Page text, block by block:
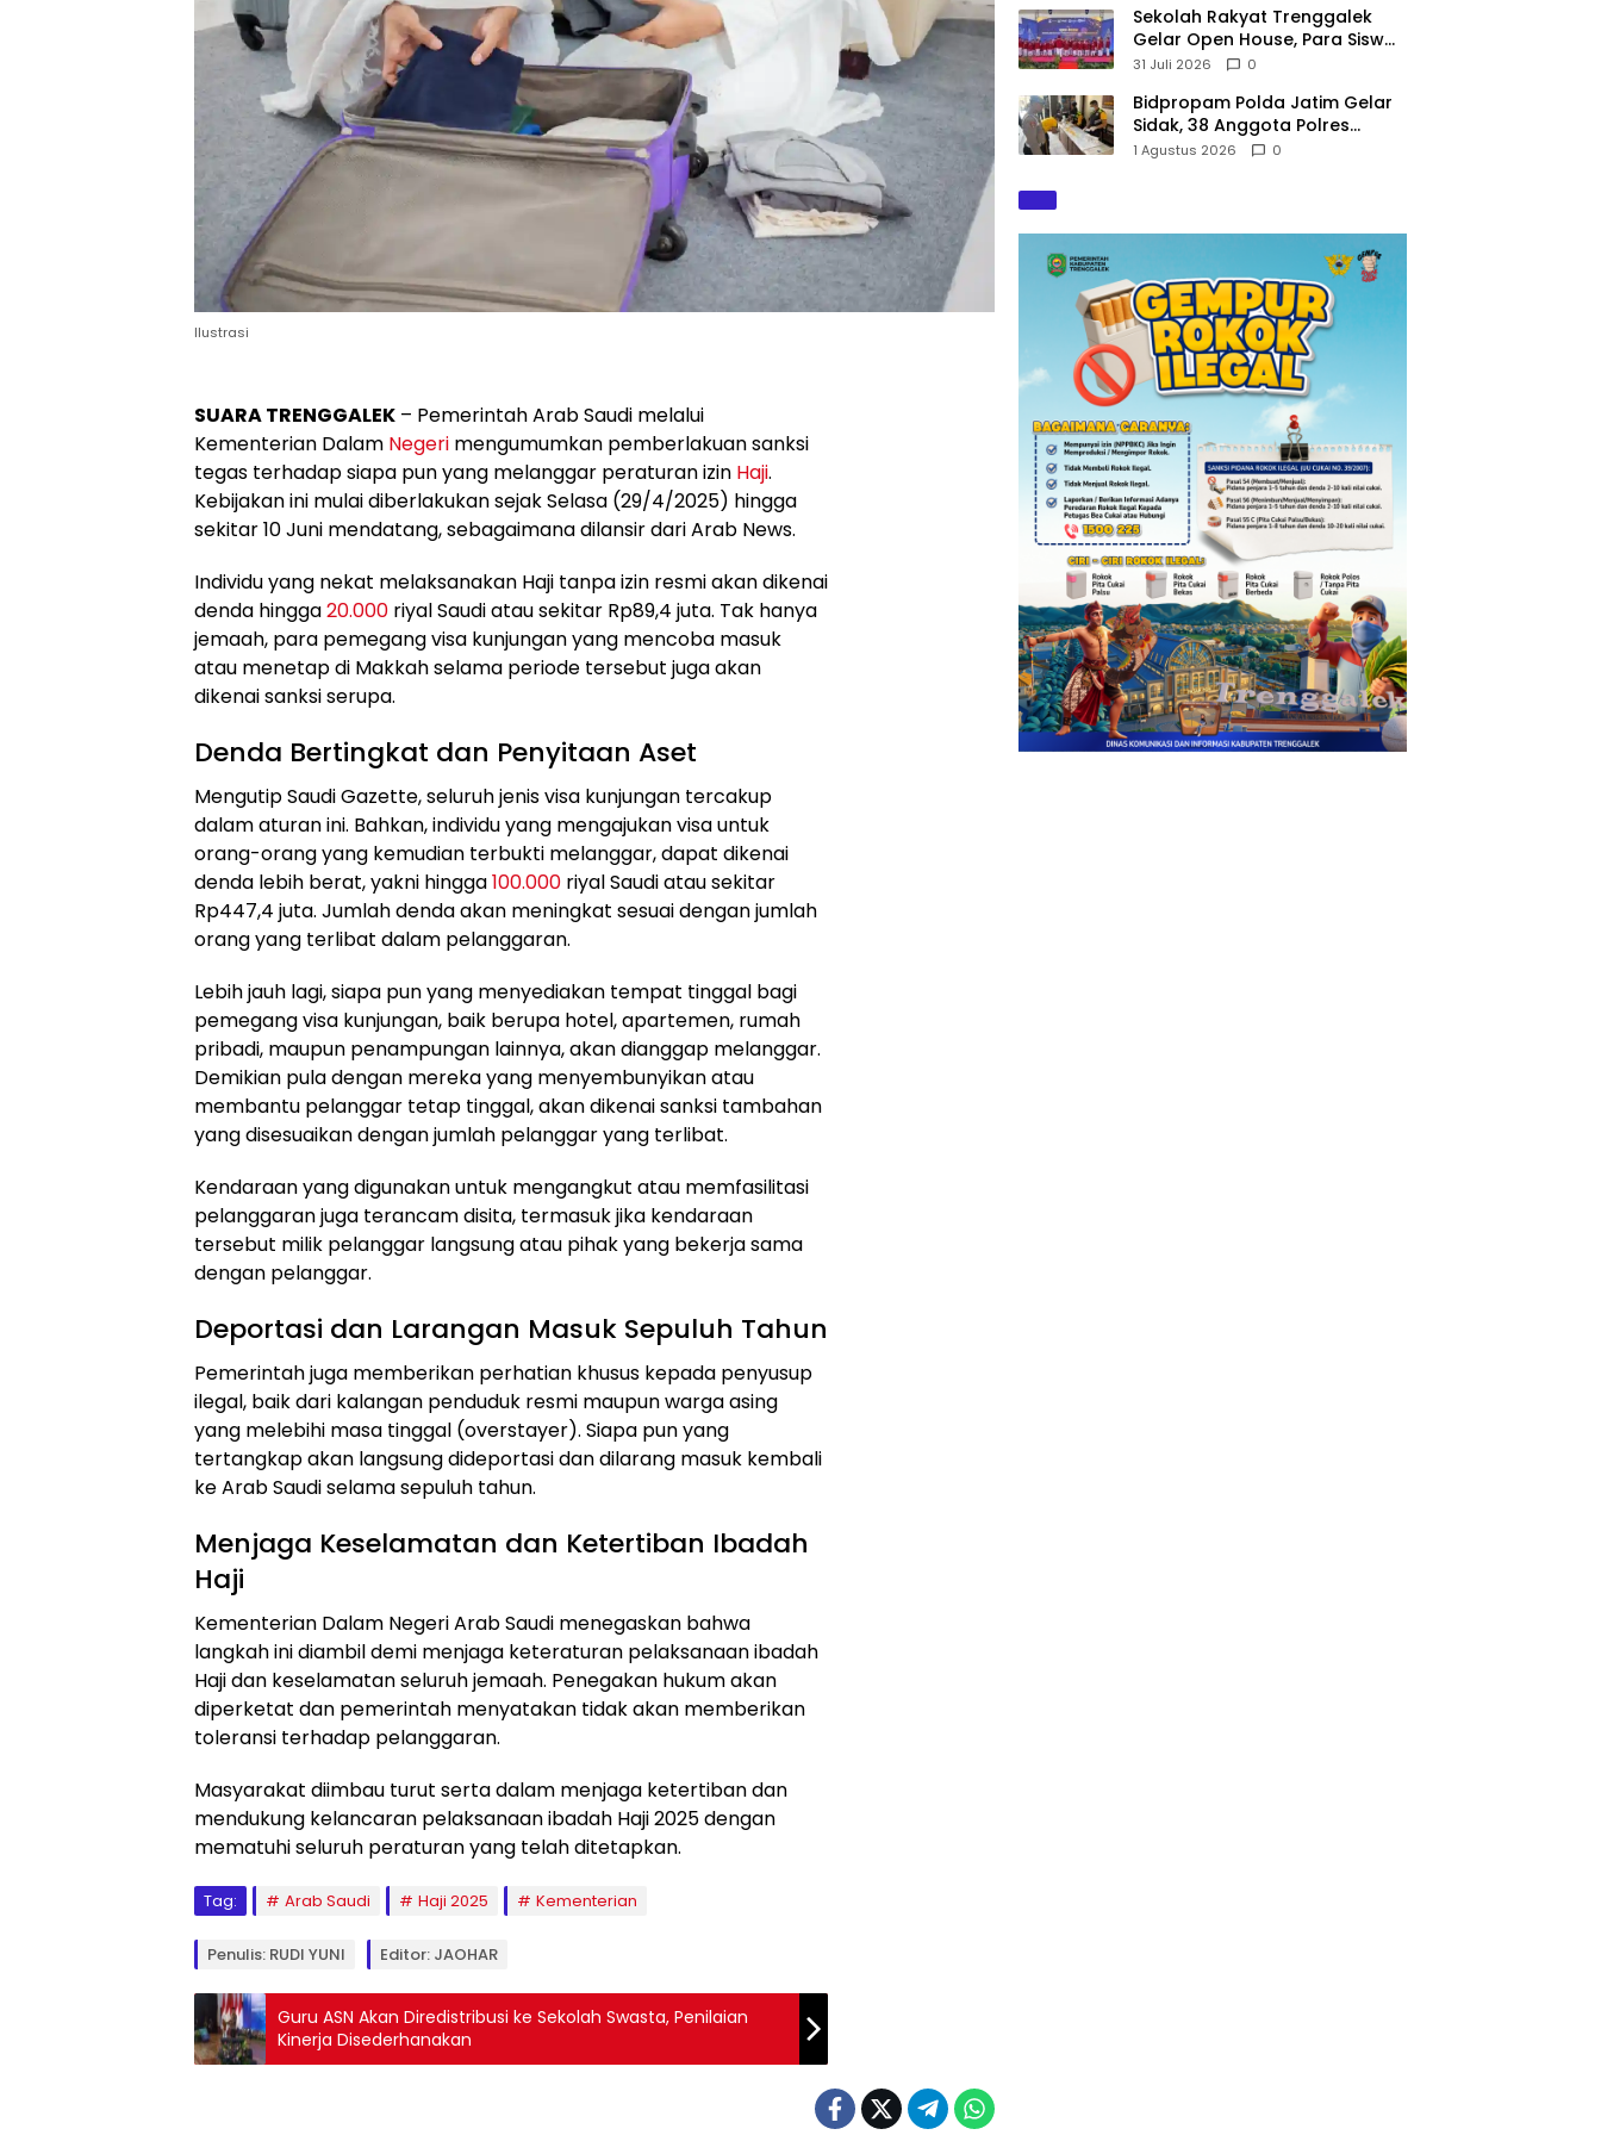
Ilustrasi
SUARA TRENGGALEK – Pemerintah Arab Saudi melalui
Kementerian Dalam Negeri mengumumkan pemberlakuan sanksi
tegas terhadap siapa pun yang melanggar peraturan izin Haji.
Kebijakan ini mulai diberlakukan sejak Selasa (29/4/2025) hingga
sekitar 10 Juni mendatang, sebagaimana dilansir dari Arab News.
Individu yang nekat melaksanakan Haji tanpa izin resmi akan dikenai
denda hingga20.000 riyal Saudi atau sekitar Rp89,4 juta. Tak hanya
jemaah, para pemegang visa kunjungan yang mencoba masuk
atau menetap di Makkah selama periode tersebut juga akan
dikenai sanksi serupa.
Denda Bertingkat dan Penyitaan Aset
Mengutip Saudi Gazette, seluruh jenis visa kunjungan tercakup
dalam aturan ini. Bahkan, individu yang mengajukan visa untuk
orang-orang yang kemudian terbukti melanggar, dapat dikenai
denda lebih berat, yakni hingga100.000 riyal Saudi atau sekitar
Rp447,4 juta. Jumlah denda akan meningkat sesuai dengan jumlah
orang yang terlibat dalam pelanggaran.
Lebih jauh lagi, siapa pun yang menyediakan tempat tinggal bagi
pemegang visa kunjungan, baik berupa hotel, apartemen, rumah
pribadi, maupun penampungan lainnya, akan dianggap melanggar.
Demikian pula dengan mereka yang menyembunyikan atau
membantu pelanggar tetap tinggal, akan dikenai sanksi tambahan
yang disesuaikan dengan jumlah pelanggar yang terlibat.
Kendaraan yang digunakan untuk mengangkut atau memfasilitasi
pelanggaran juga terancam disita, termasuk jika kendaraan
tersebut milik pelanggar langsung atau pihak yang bekerja sama
dengan pelanggar.
Deportasi dan Larangan Masuk Sepuluh Tahun
Pemerintah juga memberikan perhatian khusus kepada penyusup
ilegal, baik dari kalangan penduduk resmi maupun warga asing
yang melebihi masa tinggal (overstayer). Siapa pun yang
tertangkap akan langsung dideportasi dan dilarang masuk kembali
ke Arab Saudi selama sepuluh tahun.
Menjaga Keselamatan dan Ketertiban Ibadah
Haji
Kementerian Dalam Negeri Arab Saudi menegaskan bahwa
langkah ini diambil demi menjaga keteraturan pelaksanaan ibadah
Haji dan keselamatan seluruh jemaah. Penegakan hukum akan
diperketat dan pemerintah menyatakan tidak akan memberikan
toleransi terhadap pelanggaran.
Masyarakat diimbau turut serta dalam menjaga ketertiban dan
mendukung kelancaran pelaksanaan ibadah Haji 2025 dengan
mematuhi seluruh peraturan yang telah ditetapkan.
Tag: Arab Saudi Haji 2025 Kementerian
Penulis: RUDI YUNI Editor: JAOHAR
Guru ASN Akan Diredistribusi ke Sekolah Swasta, Penilaian
Kinerja Disederhanakan
Sekolah Rakyat Trenggalek
Gelar Open House, Para Siswa
Mulai Tempati Gedung Baru
31 Juli 2026 0
Bidpropam Polda Jatim Gelar
Sidak, 38 Anggota Polres
Trenggalek di Tes Urine
1 Agustus 2026 0